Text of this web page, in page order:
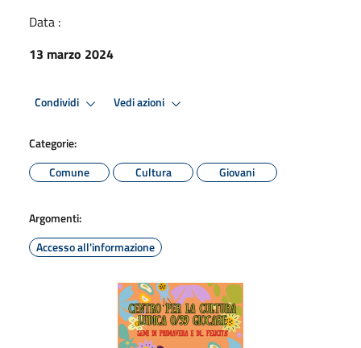
Data :
13 marzo 2024
Condividi Vedi azioni
Categorie:
Comune
Cultura Giovani
Argomenti:
Accesso all'informazione